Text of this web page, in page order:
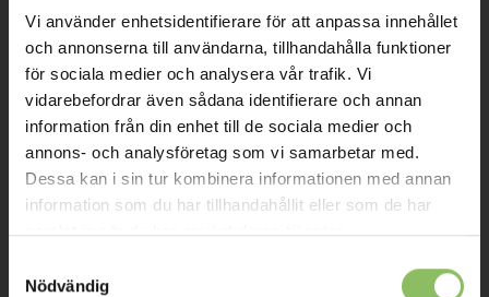
Vi använder enhetsidentifierare för att anpassa innehållet
och annonserna till användarna, tillhandahålla funktioner
för sociala medier och analysera vår trafik. Vi
vidarebefordrar även sådana identifierare och annan
information från din enhet till de sociala medier och
annons- och analysföretag som vi samarbetar med.
Dessa kan i sin tur kombinera informationen med annan
information som du har tillhandahållit eller som de har
samlat in när du har använt deras tjänster.
Nödvändig
INFORMATION
Om oss
Kontakt
Mitt konto
Köpvillkor
Leverans